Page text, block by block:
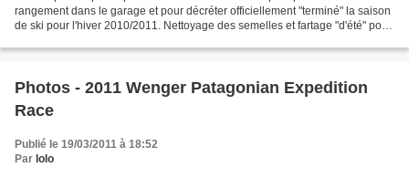
rangement dans le garage et pour décréter officiellement "terminé" la saison
de ski pour l'hiver 2010/2011. Nettoyage des semelles et fartage "d'été" pour
Photos - 2011 Wenger Patagonian Expedition
Race
Publié le 19/03/2011 à 18:52
Par lolo